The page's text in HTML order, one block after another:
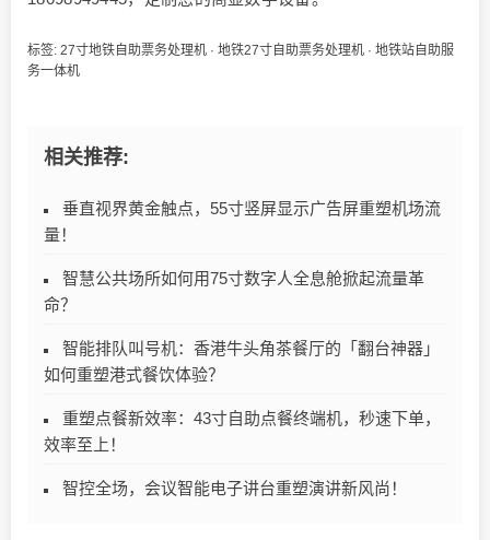
标签: 27寸地铁自助票务处理机 · 地铁27寸自助票务处理机 · 地铁站自助服
务一体机
相关推荐:
垂直视界黄金触点，55寸竖屏显示广告屏重塑机场流
量！
智慧公共场所如何用75寸数字人全息舱掀起流量革
命？
智能排队叫号机：香港牛头角茶餐厅的「翻台神器」
如何重塑港式餐饮体验？
重塑点餐新效率：43寸自助点餐终端机，秒速下单，
效率至上！
智控全场，会议智能电子讲台重塑演讲新风尚！